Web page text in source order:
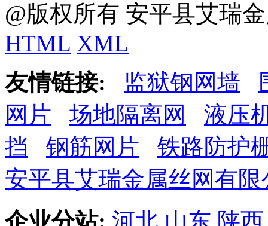
@版权所有 安平县艾瑞
HTML XML
友情链接:
监狱钢网墙
网片
场地隔离网
液压
挡
钢筋网片
铁路防护
安平县艾瑞金属丝网有限